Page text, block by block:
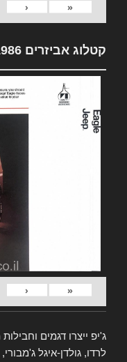
«
‹
קטלוג אביזרים Jeep 1986
«
‹
ג'יפ ייצרו דגמים
לרדו, גולדן-איגל